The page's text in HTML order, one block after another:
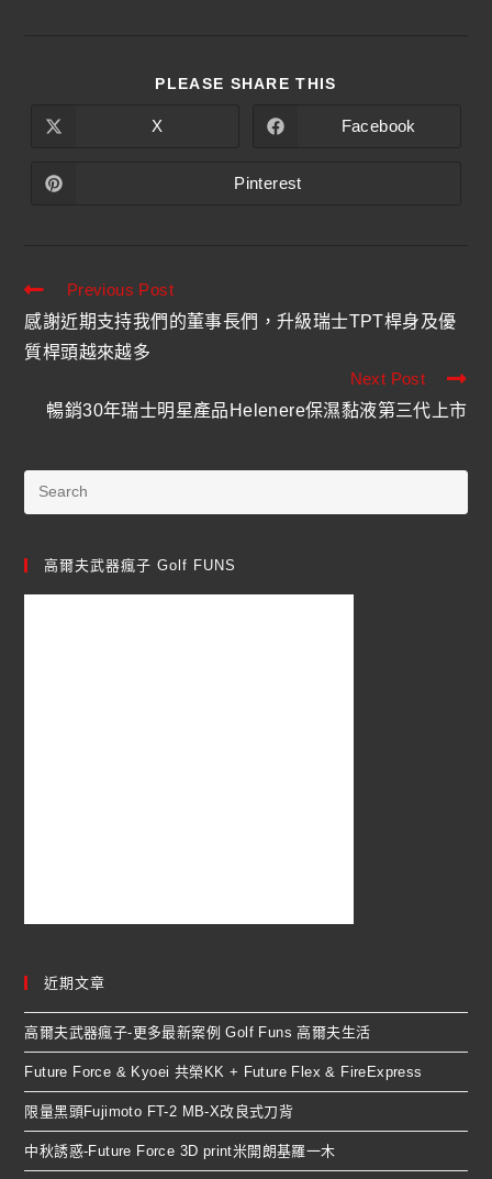
PLEASE SHARE THIS
X Facebook
Pinterest
Previous Post
感謝近期支持我們的董事長們，升級瑞士TPT桿身及優
質桿頭越來越多
Next Post
暢銷30年瑞士明星產品Helenere保濕黏液第三代上市
高爾夫武器瘋子 Golf FUNS
近期文章
高爾夫武器瘋子-更多最新案例 Golf Funs 高爾夫生活
Future Force & Kyoei 共榮KK + Future Flex & FireExpress
限量黑頭Fujimoto FT-2 MB-X改良式刀背
中秋誘惑-Future Force 3D print米開朗基羅一木